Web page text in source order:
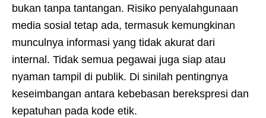
bukan tanpa tantangan. Risiko penyalahgunaan
media sosial tetap ada, termasuk kemungkinan
munculnya informasi yang tidak akurat dari
internal. Tidak semua pegawai juga siap atau
nyaman tampil di publik. Di sinilah pentingnya
keseimbangan antara kebebasan berekspresi dan
kepatuhan pada kode etik.